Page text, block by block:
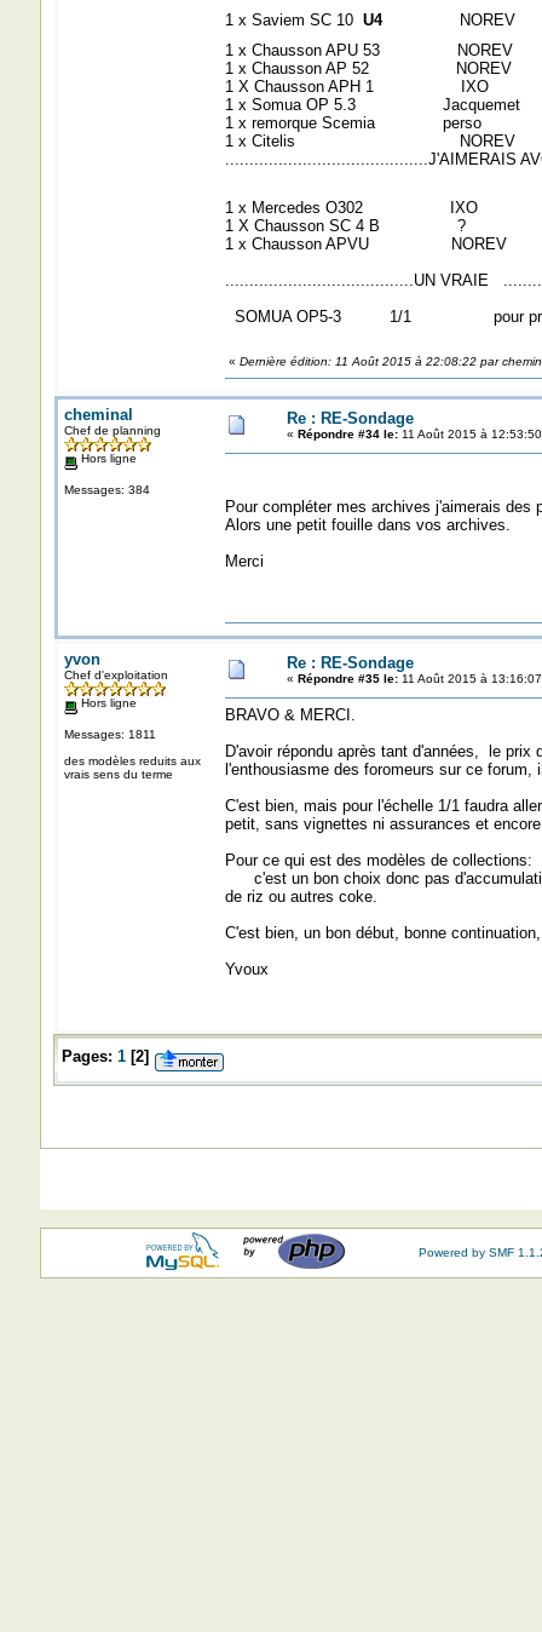
1 x Saviem SC 10 U4NOREV 1-
1 x Chausson APU 53
1 x Chausson AP 52
1 X Chausson APH 1
1 x Somua OP 5.3
1 x remorque Scemia
1 x Citelis NOREV 1-
..........................................J'AIMERAIS
1 x Mercedes O302 IXO 1-43
1 X Chausson SC 4 B ? 1-
1 x Chausson APVU
.......................................UN
SOMUA OP5-3 1/1 pour
« Dernière édition: 11 Août 2015 à 22:08:22 par
cheminal
Chef de planning
Hors ligne
Messages: 384
Re : RE-Sondage
« Répondre #34 le:11 Août 2015 à
Pour compléter mes archives j'aimerais
Alors une petit fouille dans vos archives.
Merci
yvon
Chef d'exploitation
Hors ligne
Messages: 1811
des modèles reduits aux
vrais sens du terme
Re : RE-Sondage
« Répondre #35 le:11 Août 2015 à
BRAVO & MERCI.
D'avoir répondu après tant d'années, le prix
l'enthousiasme des foromeurs sur ce
C'est bien, mais pour l'échelle 1/1 faudra
petit, sans vignettes ni assurances et
Pour ce qui est des modèles de collections:
c'est un bon choix donc pas
de riz ou autres coke.
C'est bien, un bon début, bonne
Yvoux
Pages: 1[2]
Powered by SMF